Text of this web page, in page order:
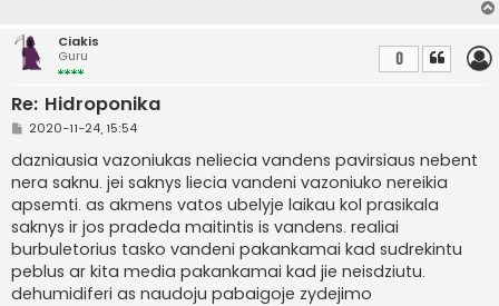
Ciakis
Guru
Re: Hidroponika
0
S
a
n
d
a
r
t
i
n
ė
2020-11-24, 15:54
dazniausia vazoniukas neliecia vandens pavirsiaus nebent
nera saknu. jei saknys liecia vandeni vazoniuko nereikia
apsemti. as akmens vatos ubelyje laikau kol prasikala
saknys ir jos pradeda maitintis is vandens. realiai
burbuletorius tasko vandeni pakankamai kad sudrekintu
peblus ar kita media pakankamai kad jie neisdziutu.
dehumidiferi as naudoju pabaigoje zydejimo